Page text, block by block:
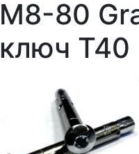
М8-80
ключ Т40